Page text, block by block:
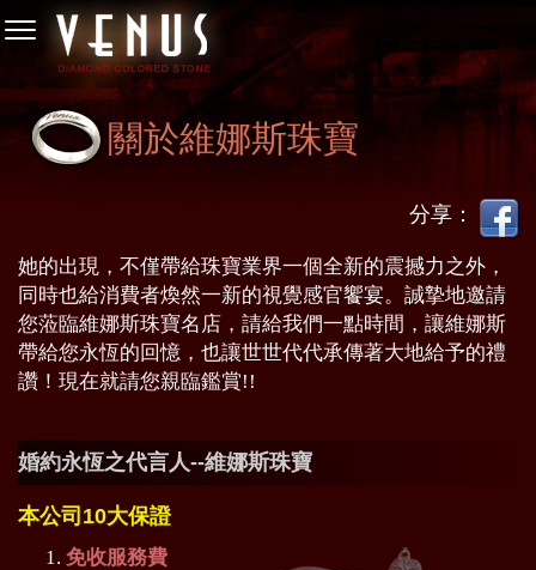
關於維娜斯珠寶
分享：
她的出現，不僅帶給珠寶業界一個全新的震撼力之外，
同時也給消費者煥然一新的視覺感官饗宴。誠摯地邀請
您蒞臨維娜斯珠寶名店，請給我們一點時間，讓維娜斯
帶給您永恆的回憶，也讓世世代代承傳著大地給予的禮
讚！現在就請您親臨鑑賞!!
婚約永恆之代言人--維娜斯珠寶
本公司10大保證
免收服務費